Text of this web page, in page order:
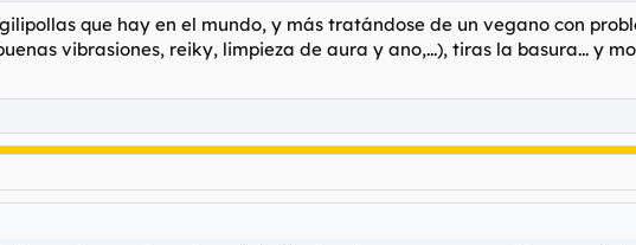
que hay en el mundo, y más tratándose de un vegano con
vibrasiones, reiky, limpieza de aura y ano,...), tiras la basura... y